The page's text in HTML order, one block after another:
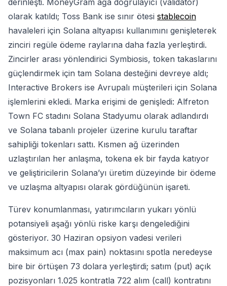
derinleşti. MoneyGram ağa doğrulayıcı (validator)
olarak katıldı; Toss Bank ise sınır ötesi stablecoin
havaleleri için Solana altyapısı kullanımını genişleterek
zinciri regüle ödeme raylarına daha fazla yerleştirdi.
Zincirler arası yönlendirici Symbiosis, token takaslarını
güçlendirmek için tam Solana desteğini devreye aldı;
Interactive Brokers ise Avrupalı müşterileri için Solana
işlemlerini ekledi. Marka erişimi de genişledi: Alfreton
Town FC stadını Solana Stadyumu olarak adlandırdı
ve Solana tabanlı projeler üzerine kurulu taraftar
sahipliği tokenları sattı. Kısmen ağ üzerinden
uzlaştırılan her anlaşma, tokena ek bir fayda katıyor
ve geliştiricilerin Solana’yı üretim düzeyinde bir ödeme
ve uzlaşma altyapısı olarak gördüğünün işareti.
Türev konumlanması, yatırımcıların yukarı yönlü
potansiyeli aşağı yönlü riske karşı dengelediğini
gösteriyor. 30 Haziran opsiyon vadesi verileri
maksimum acı (max pain) noktasını spotla neredeyse
bire bir örtüşen 73 dolara yerleştirdi; satım (put) açık
pozisyonları 1.025 kontratla 722 alım (call) kontratını